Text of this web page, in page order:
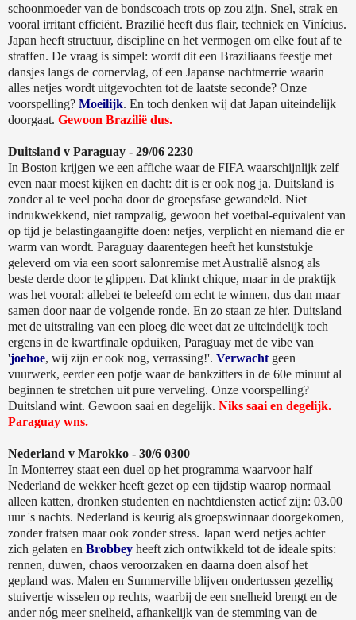
schoonmoeder van de bondscoach trots op zou zijn. Snel, strak en
vooral irritant efficiënt. Brazilië heeft dus flair, techniek en Vinícius.
Japan heeft structuur, discipline en het vermogen om elke fout af te
straffen. De vraag is simpel: wordt dit een Braziliaans feestje met
dansjes langs de cornervlag, of een Japanse nachtmerrie waarin
alles netjes wordt uitgevochten tot de laatste seconde? Onze
voorspelling? Moeilijk. En toch denken wij dat Japan uiteindelijk
doorgaat. Gewoon Brazilië dus.
Duitsland v Paraguay - 29/06 2230
In Boston krijgen we een affiche waar de FIFA waarschijnlijk zelf
even naar moest kijken en dacht: dit is er ook nog ja. Duitsland is
zonder al te veel poeha door de groepsfase gewandeld. Niet
indrukwekkend, niet rampzalig, gewoon het voetbal-equivalent van
op tijd je belastingaangifte doen: netjes, verplicht en niemand die er
warm van wordt. Paraguay daarentegen heeft het kunststukje
geleverd om via een soort salonremise met Australië alsnog als
beste derde door te glippen. Dat klinkt chique, maar in de praktijk
was het vooral: allebei te beleefd om echt te winnen, dus dan maar
samen door naar de volgende ronde. En zo staan ze hier. Duitsland
met de uitstraling van een ploeg die weet dat ze uiteindelijk toch
ergens in de kwartfinale opduiken, Paraguay met de vibe van
'joehoe, wij zijn er ook nog, verrassing!'. Verwacht geen
vuurwerk, eerder een potje waar de bankzitters in de 60e minuut al
beginnen te stretchen uit pure verveling. Onze voorspelling?
Duitsland wint. Gewoon saai en degelijk. Niks saai en degelijk.
Paraguay wns.
Nederland v Marokko - 30/6 0300
In Monterrey staat een duel op het programma waarvoor half
Nederland de wekker heeft gezet op een tijdstip waarop normaal
alleen katten, dronken studenten en nachtdiensten actief zijn: 03.00
uur 's nachts. Nederland is keurig als groepswinnaar doorgekomen,
zonder fratsen maar ook zonder stress. Japan werd netjes achter
zich gelaten en Brobbey heeft zich ontwikkeld tot de ideale spits:
rennen, duwen, chaos veroorzaken en daarna doen alsof het
gepland was. Malen en Summerville blijven ondertussen gezellig
stuivertje wisselen op rechts, waarbij de een snelheid brengt en de
ander nóg meer snelheid, afhankelijk van de stemming van de